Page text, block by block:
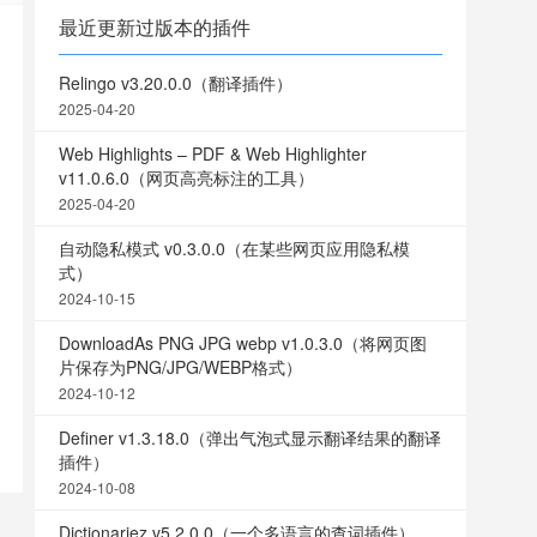
最近更新过版本的插件
Relingo v3.20.0.0（翻译插件）
2025-04-20
Web Highlights – PDF & Web Highlighter
v11.0.6.0（网页高亮标注的工具）
2025-04-20
自动隐私模式 v0.3.0.0（在某些网页应用隐私模
式）
2024-10-15
DownloadAs PNG JPG webp v1.0.3.0（将网页图
片保存为PNG/JPG/WEBP格式）
2024-10-12
Definer v1.3.18.0（弹出气泡式显示翻译结果的翻译
插件）
2024-10-08
Dictionariez v5.2.0.0（一个多语言的查词插件）